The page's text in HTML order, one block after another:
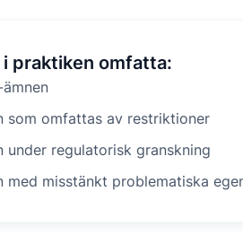
i praktiken omfatta:
som omfattas av restriktioner
under regulatorisk granskning
med misstänkt problematiska